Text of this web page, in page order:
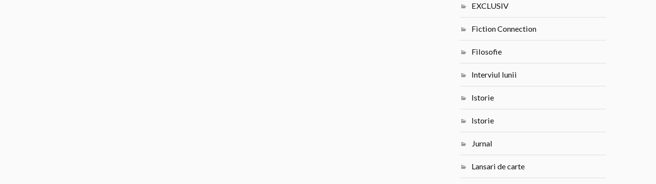
EXCLUSIV
Fiction Connection
Filosofie
Interviul lunii
Istorie
Istorie
Jurnal
Lansari de carte